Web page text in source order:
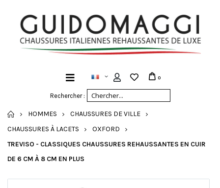
Rechercher :
0
ACCUEIL
HOMMES
CHAUSSURES DE VILLE
CHAUSSURES À LACETS
OXFORD
TREVISO - CLASSIQUES CHAUSSURES REHAUSSANTES EN CUIR
DE 6 CM À 8 CM EN PLUS